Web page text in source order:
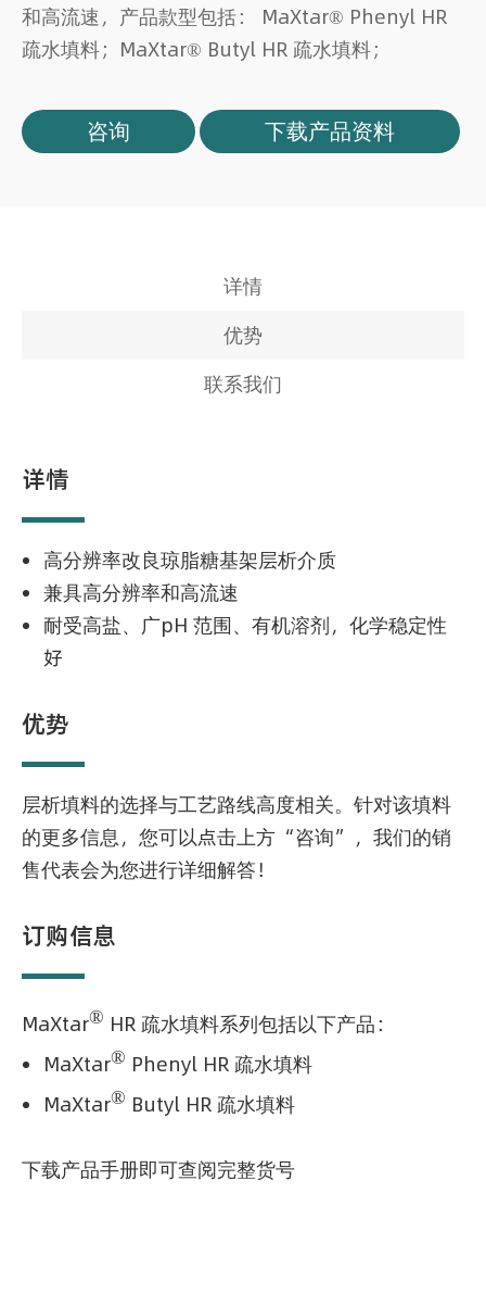
和高流速，产品款型包括： MaXtar® Phenyl HR
疏水填料； ​MaXtar® Butyl HR 疏水填料；
咨询 下载产品资料
详情
优势
联系我们
详情
高分辨率改良琼脂糖基架层析介质
兼具高分辨率和高流速
耐受高盐、广pH 范围、有机溶剂，化学稳定性
好
优势
层析填料的选择与工艺路线高度相关。针对该填料
的更多信息，您可以点击上方“咨询”，我们的销
售代表会为您进行详细解答！
订购信息
MaXtar® HR 疏水填料系列包括以下产品：
MaXtar® Phenyl HR 疏水填料
MaXtar® Butyl HR 疏水填料
下载产品手册即可查阅完整货号